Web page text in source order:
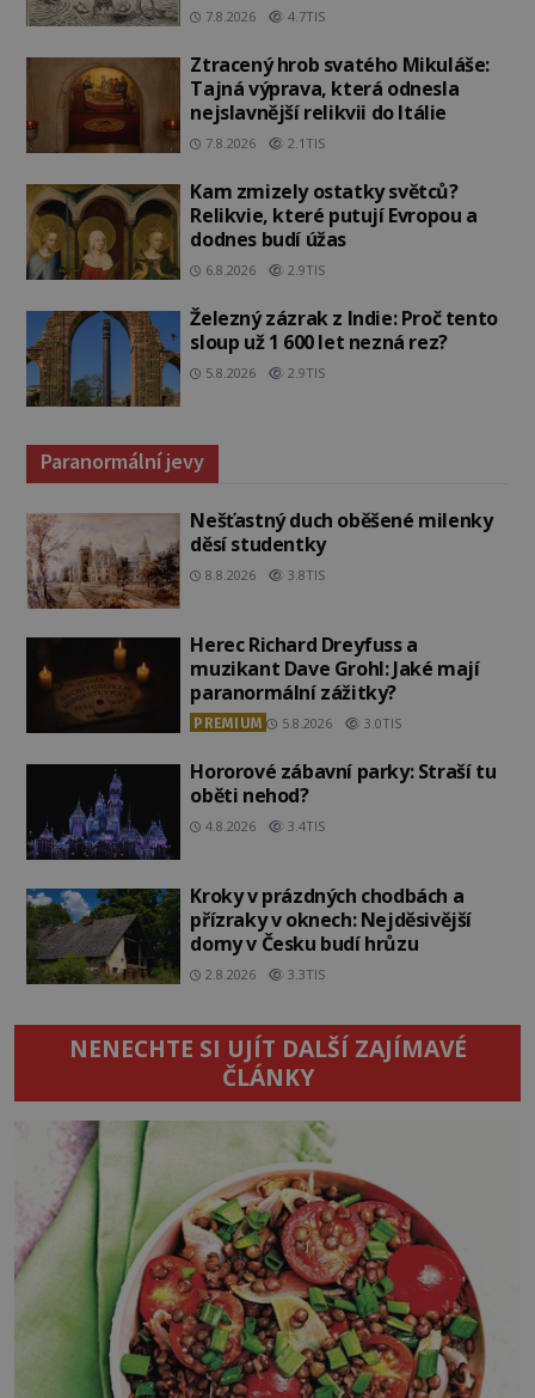
7.8.2026 4.7TIS
Ztracený hrob svatého Mikuláše:
Tajná výprava, která odnesla
nejslavnější relikvii do Itálie
7.8.2026 2.1TIS
Kam zmizely ostatky světců?
Relikvie, které putují Evropou a
dodnes budí úžas
6.8.2026 2.9TIS
Železný zázrak z Indie: Proč tento
sloup už 1 600 let nezná rez?
5.8.2026 2.9TIS
Paranormální jevy
Nešťastný duch oběšené milenky
děsí studentky
8.8.2026 3.8TIS
Herec Richard Dreyfuss a
muzikant Dave Grohl: Jaké mají
paranormální zážitky?
PREMIUM 5.8.2026 3.0TIS
Hororové zábavní parky: Straší tu
oběti nehod?
4.8.2026 3.4TIS
Kroky v prázdných chodbách a
přízraky v oknech: Nejděsivější
domy v Česku budí hrůzu
2.8.2026 3.3TIS
NENECHTE SI UJÍT DALŠÍ ZAJÍMAVÉ
ČLÁNKY